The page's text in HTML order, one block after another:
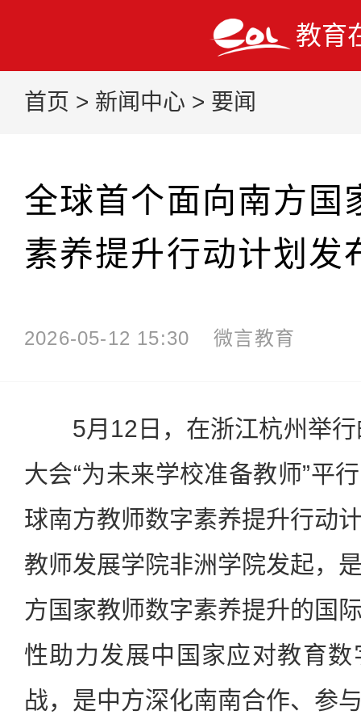
教育
首页 > 新闻中心 > 要闻
全球首个面向南方国
素养提升行动计划发
2026-05-12 15:30 微言教育
5月12日，在浙江杭州举行
大会“为未来学校准备教师”平
球南方教师数字素养提升行动
教师发展学院非洲学院发起，
方国家教师数字素养提升的国
性助力发展中国家应对教育
战，是中方深化南南合作、参